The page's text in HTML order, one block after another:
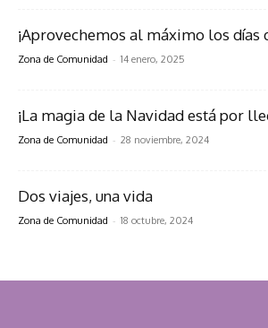
¡Aprovechemos al máximo los días
Zona de Comunidad - 14 enero, 2025
¡La magia de la Navidad está por
Zona de Comunidad - 28 noviembre, 2024
Dos viajes, una vida
Zona de Comunidad - 18 octubre, 2024